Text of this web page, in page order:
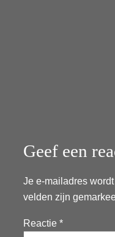
Geef een
Je e-mailadres
velden zijn
Reactie *